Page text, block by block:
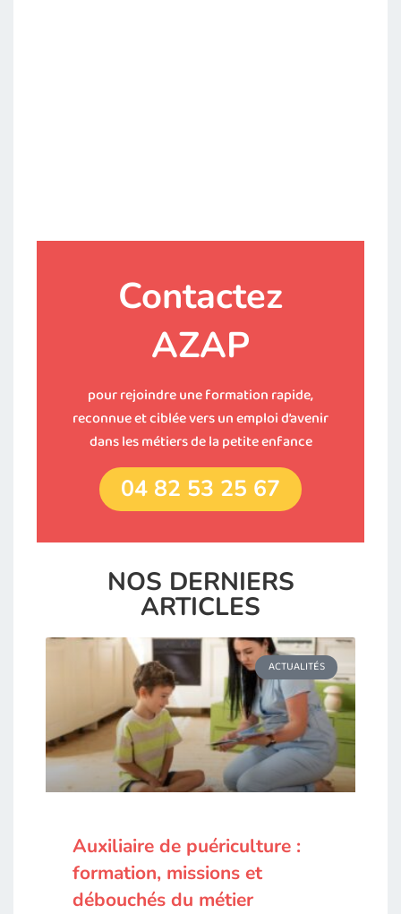
Contactez
AZAP
pour rejoindre une formation rapide,
reconnue et ciblée vers un emploi d’avenir
dans les métiers de la petite enfance
04 82 53 25 67
NOS DERNIERS
ARTICLES
ACTUALITÉS
Auxiliaire de puériculture :
formation, missions et
débouchés du métier